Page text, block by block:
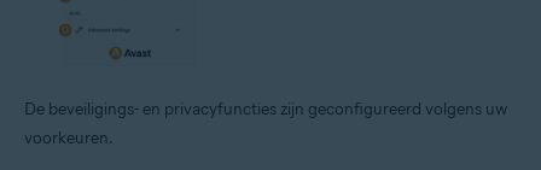
De beveiligings- en privacyfuncties zijn geconfigureerd volgens uw
voorkeuren.